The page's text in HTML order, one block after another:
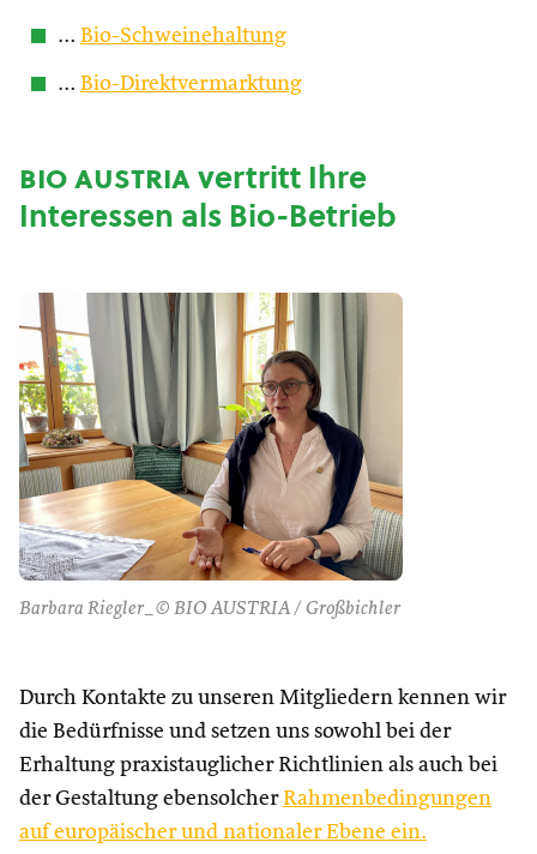
… Bio-Schweinehaltung
… Bio-Direktvermarktung
bio austriavertritt Ihre
Interessen als Bio-Betrieb
Barbara Riegler_© BIO AUSTRIA / Großbichler
Durch Kontakte zu unseren Mitgliedern kennen wir
die Bedürfnisse und setzen uns sowohl bei der
Erhaltung praxistauglicher Richtlinien als auch bei
der Gestaltung ebensolcher Rahmenbedingungen
auf europäischer und nationaler Ebene ein.